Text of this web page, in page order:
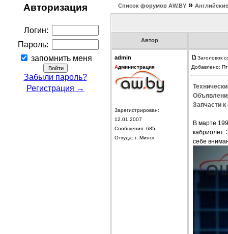
Авторизация
Логин:
Пароль:
запомнить меня
Забыли пароль?
Регистрация →
Список форумов АW.BY »
Автор
admin
Администрация
Зарегистрирован:
12.01.2007
Сообщения: 685
Откуда: г. Минск
Заголовок
Добавлено:
Запчасти
В марте
кабриолет.
себе